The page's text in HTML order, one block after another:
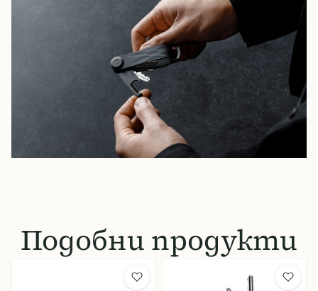
Подобни продукти